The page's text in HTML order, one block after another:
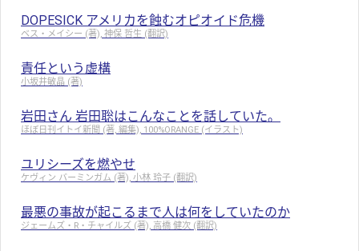
DOPESICK アメリカを蝕むオピオイド危機
ベス・メイシー (著), 神保 哲生 (翻訳)
責任という虚構
小坂井敏晶 (著)
岩田さん 岩田聡はこんなことを話していた。
ほぼ日刊イトイ新聞 (著, 編集), 100%ORANGE (イラスト)
ユリシーズを燃やせ
ケヴィン バーミンガム (著), 小林 玲子 (翻訳)
最悪の事故が起こるまで人は何をしていたのか
ジェームズ・R・チャイルズ (著), 高橋 健次 (翻訳)